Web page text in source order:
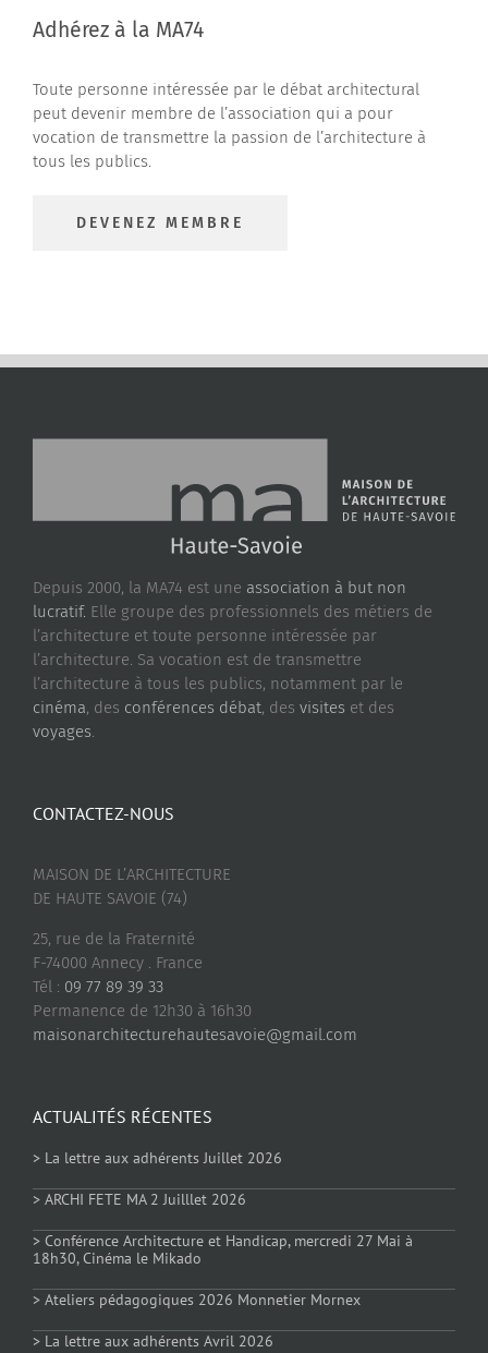
Adhérez à la MA74
Toute personne intéressée par le débat architectural
peut devenir membre de l’association qui a pour
vocation de transmettre la passion de l’architecture à
tous les publics.
DEVENEZ MEMBRE
Depuis 2000, la MA74 est une association à but non
lucratif. Elle groupe des professionnels des métiers de
l’architecture et toute personne intéressée par
l’architecture. Sa vocation est de transmettre
l’architecture à tous les publics, notamment par le
cinéma, des conférences débat, des visites et des
voyages.
ACTUALITÉS RÉCENTES
> La lettre aux adhérents Juillet 2026
> ARCHI FETE MA 2 Juilllet 2026
> Conférence Architecture et Handicap, mercredi 27 Mai à
18h30, Cinéma le Mikado
> Ateliers pédagogiques 2026 Monnetier Mornex
> La lettre aux adhérents Avril 2026
CONTACTEZ-NOUS
MAISON DE L’ARCHITECTURE
DE HAUTE SAVOIE (74)
25, rue de la Fraternité
F-74000 Annecy . France
Tél : 09 77 89 39 33
Permanence de 12h30 à 16h30
maisonarchitecturehautesavoie@gmail.com